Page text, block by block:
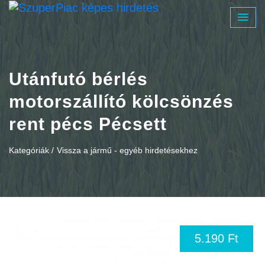
Utánfutó bérlés
motorszállító kölcsönzés
rent pécs Pécsett
Kategóriák / Vissza a jármű - egyéb hirdetésekhez
5.190 Ft